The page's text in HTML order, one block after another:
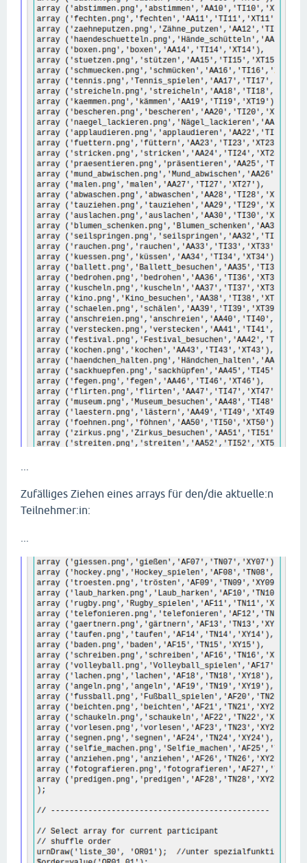
Zufälliges Ziehen eines arrays für den/die aktuelle:n
Teilnehmer:in: